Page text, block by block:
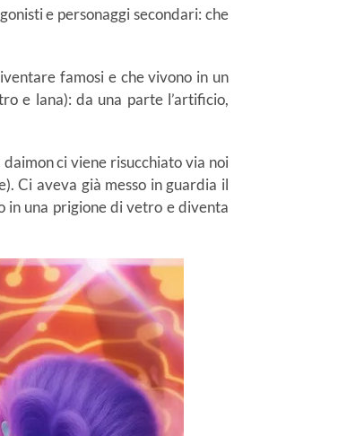
e personaggi secondari: che
famosi e che vivono in un
e lana): da una parte l’artificio,
ci viene risucchiato via noi
Ci aveva già messo in guardia il
in una prigione di vetro e diventa